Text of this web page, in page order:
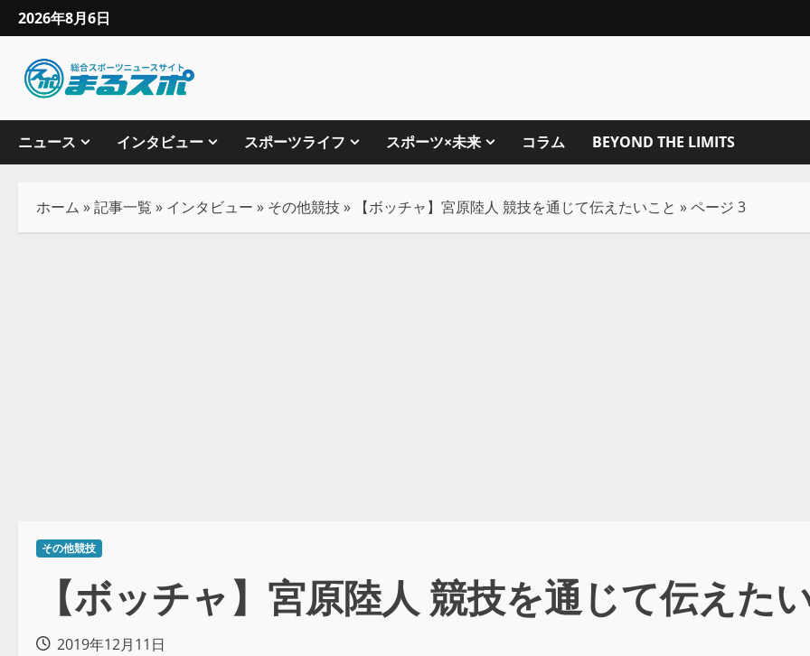
2026年8月6日
ニュース インタビュー スポーツライフ スポーツ×未来 コラム BEYOND THE LIMITS
ホーム »記事一覧 » インタビュー » その他競技» 【ボッチャ】宮原陸人 競技を通じて伝えたいこと »ページ 3
その他競技
【ボッチャ】宮原陸人 競技を通じて伝えた
2019年12月11日